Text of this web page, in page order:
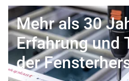
Mehr als 30
Erfahrung und
der